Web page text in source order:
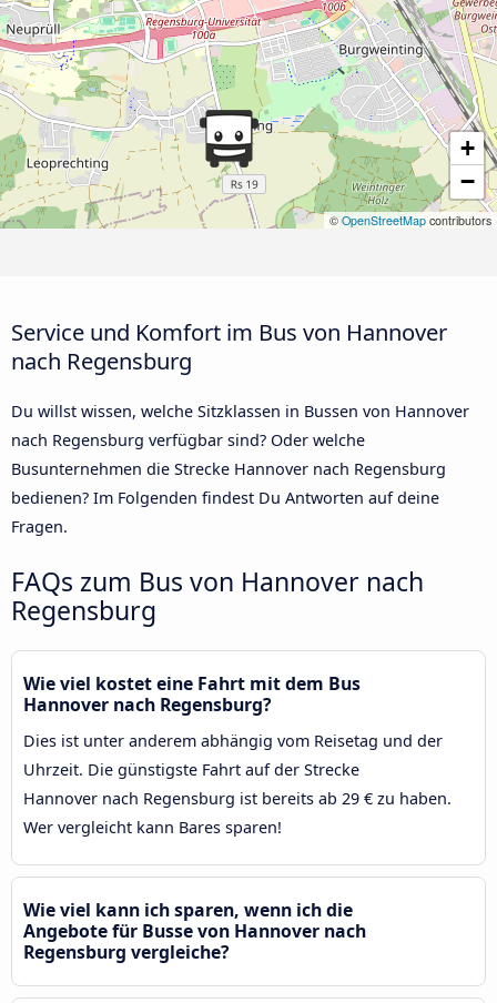
+
−
© OpenStreetMap contributors
Service und Komfort im Bus von Hannover
nach Regensburg
Du willst wissen, welche Sitzklassen in Bussen von Hannover
nach Regensburg verfügbar sind? Oder welche
Busunternehmen die Strecke Hannover nach Regensburg
bedienen? Im Folgenden findest Du Antworten auf deine
Fragen.
FAQs zum Bus von Hannover nach
Regensburg
Wie viel kostet eine Fahrt mit dem Bus
Hannover nach Regensburg?
Dies ist unter anderem abhängig vom Reisetag und der
Uhrzeit. Die günstigste Fahrt auf der Strecke
Hannover nach Regensburg ist bereits ab 29 € zu haben.
Wer vergleicht kann Bares sparen!
Wie viel kann ich sparen, wenn ich die
Angebote für Busse von Hannover nach
Regensburg vergleiche?